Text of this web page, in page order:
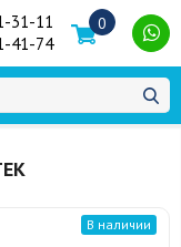
31-11
41-74
0
В наличии